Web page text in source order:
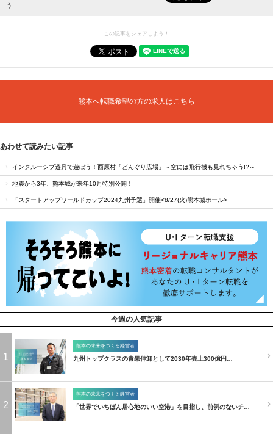
う
この記事をシェアしよう！
熊本へ転職希望の方の求人はこちら
あわせて読みたい記事
インクルーシブ遊具で遊ぼう！西原村「どんぐり広場」～空には飛行機も見れちゃう!?～
地震から3年、熊本城が来年10月特別公開！
「スタートアップワールドカップ2024九州予選」開催<8/27(火)熊本城ホール>
今週の人気記事
1
熊本の未来をつくる経営者
九州トップクラスの青果仲卸として2030年売上300億円…
2
熊本の未来をつくる経営者
「世界でいちばん居心地のいい空港」を目指し、前例のないチ…